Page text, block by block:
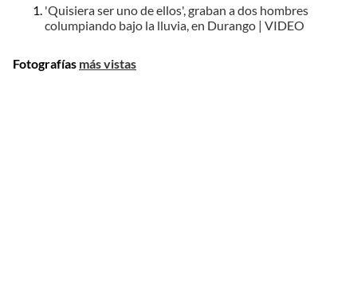
'Quisiera ser uno de ellos', graban a dos hombres
columpiando bajo la lluvia, en Durango | VIDEO
Fotografías más vistas